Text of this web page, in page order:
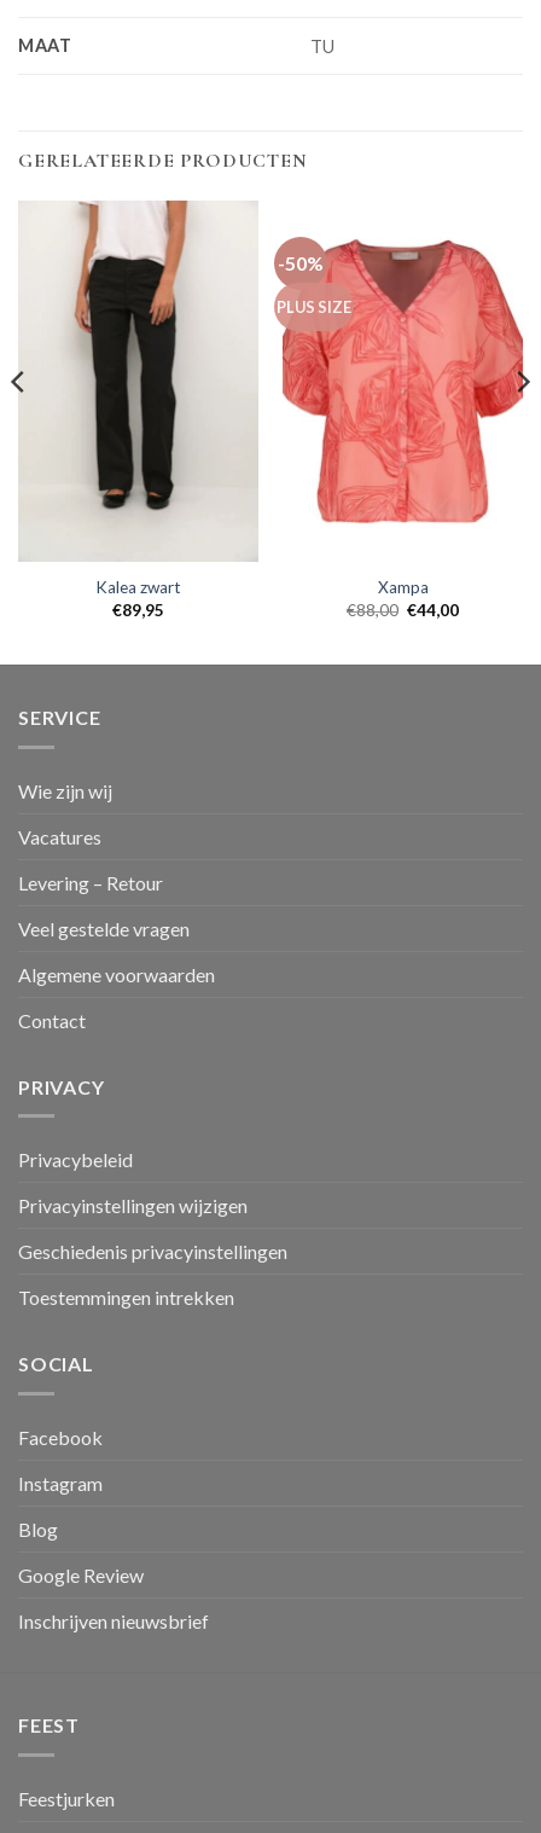
MAAT TU
GERELATEERDE PRODUCTEN
Kalea zwart
€89,95
-50%
PLUS SIZE
Xampa
€88,00 €44,00
SERVICE
Wie zijn wij
Vacatures
Levering – Retour
Veel gestelde vragen
Algemene voorwaarden
Contact
PRIVACY
Privacybeleid
Privacyinstellingen wijzigen
Geschiedenis privacyinstellingen
Toestemmingen intrekken
SOCIAL
Facebook
Instagram
Blog
Google Review
Inschrijven nieuwsbrief
FEEST
Feestjurken